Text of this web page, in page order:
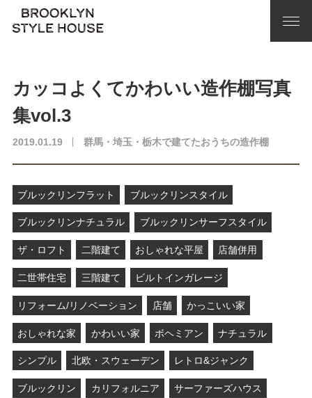
カッコよくてかわいい造作棚写真
集vol.3
2019.01.19 群馬・埼玉・栃木で建てたおうちの造作棚
ブルックリンフラット ブルックリンスタイル
ブルックリンナチュラル ブルックリンサーフスタイル
ザ・ロフト 二階建て おしゃれな平屋 店舗併用
二世帯住宅 三階建て ビルトインガレージ
リフォーム/リノベーション 店舗 かっこいい家
おしゃれな家 かわいい家 ボヘミアン ナチュラル
シンプル 北欧・スウェーデン レトロ&ジャンク
ブルックリン カリフォルニア サーファーズハウス